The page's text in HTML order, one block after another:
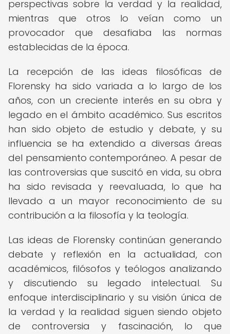
perspectivas sobre la verdad y la realidad,
mientras que otros lo veían como un
provocador que desafiaba las normas
establecidas de la época.
La recepción de las ideas filosóficas de
Florensky ha sido variada a lo largo de los
años, con un creciente interés en su obra y
legado en el ámbito académico. Sus escritos
han sido objeto de estudio y debate, y su
influencia se ha extendido a diversas áreas
del pensamiento contemporáneo. A pesar de
las controversias que suscitó en vida, su obra
ha sido revisada y reevaluada, lo que ha
llevado a un mayor reconocimiento de su
contribución a la filosofía y la teología.
Las ideas de Florensky continúan generando
debate y reflexión en la actualidad, con
académicos, filósofos y teólogos analizando
y discutiendo su legado intelectual. Su
enfoque interdisciplinario y su visión única de
la verdad y la realidad siguen siendo objeto
de controversia y fascinación, lo que